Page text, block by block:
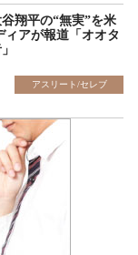
翔平の“無実”を米
アが報道「オオタ
アスリート/セレブ